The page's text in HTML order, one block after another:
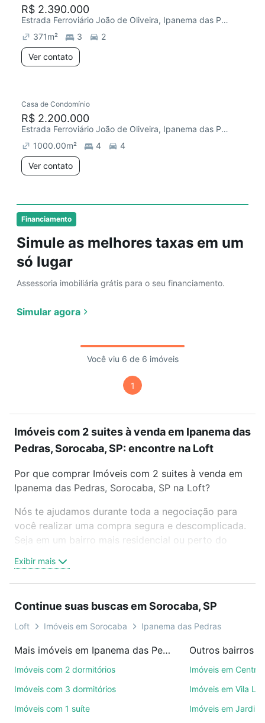
Financiamento
Simule as melhores taxas em um
só lugar
Assessoria imobiliária grátis para o seu financiamento.
Simular agora
R$ 2.390.000
Estrada Ferroviário João de Oliveira, Ipanema das Pedras
371m² 3
2
Ver contato
Casa de Condomínio
R$ 2.200.000
Estrada Ferroviário João de Oliveira, Ipanema das Pedras
1000.00m² 4
4
Ver contato
Você viu 6 de 6 imóveis
1
Imóveis com 2 suites à venda em Ipanema das
Pedras, Sorocaba, SP: encontre na Loft
Por que comprar Imóveis com 2 suites à venda em
Ipanema das Pedras, Sorocaba, SP na Loft?
Nós te ajudamos durante toda a negociação para
você realizar uma compra segura e descomplicada.
Seja em um bairro mais residencial ou perto do
oferta ideal de Imóveis com 2 suites à venda em
Ipanema das Pedras, Sorocaba, SP para conquistar
videochamada, é grátis, sem compromisso e você
ainda conta com mais de 46 mil corretores e
de imóveis.
ruas, bairros e até condomínios favoritos. Você
Exibir mais
Continue suas buscas em Sorocaba, SP
Loft Imóveis em Sorocaba Ipanema das Pedras
Mais imóveis em Ipanema das Pedras
Imóveis com 2 dormitórios
Imóveis com 3 dormitórios
Imóveis com 1 suíte
Outros bairros
Imóveis em Centro
Imóveis em Vila
Imóveis em Jardim